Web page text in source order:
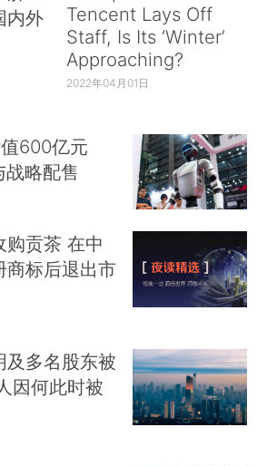
内外
Tencent Lays Off
Staff, Is Its ‘Winter’
Approaching?
2022年04月01日
600亿元
略配售
购贡茶 在中
商标后退出市
及多名股东被
因何此时被